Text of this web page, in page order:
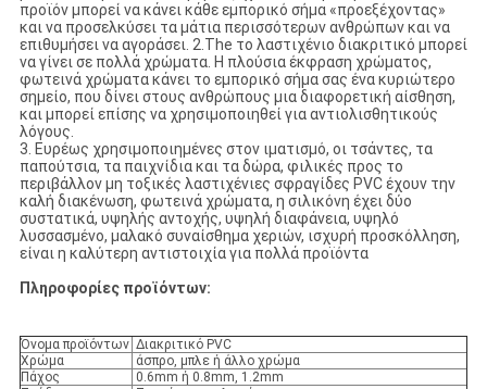
προϊόν μπορεί να κάνει κάθε εμπορικό σήμα «προεξέχοντας»
και να προσελκύσει τα μάτια περισσότερων ανθρώπων και να
επιθυμήσει να αγοράσει. 2.The το λαστιχένιο διακριτικό μπορεί
να γίνει σε πολλά χρώματα. Η πλούσια έκφραση χρώματος,
φωτεινά χρώματα κάνει το εμπορικό σήμα σας ένα κυριώτερο
σημείο, που δίνει στους ανθρώπους μια διαφορετική αίσθηση,
και μπορεί επίσης να χρησιμοποιηθεί για αντιολισθητικούς
λόγους.
3. Ευρέως χρησιμοποιημένες στον ιματισμό, οι τσάντες, τα
παπούτσια, τα παιχνίδια και τα δώρα, φιλικές προς το
περιβάλλον μη τοξικές λαστιχένιες σφραγίδες PVC έχουν την
καλή διακένωση, φωτεινά χρώματα, η σιλικόνη έχει δύο
συστατικά, υψηλής αντοχής, υψηλή διαφάνεια, υψηλό
λυσσασμένο, μαλακό συναίσθημα χεριών, ισχυρή προσκόλληση,
είναι η καλύτερη αντιστοιχία για πολλά προϊόντα
Πληροφορίες προϊόντων:
Όνομα προϊόντων Διακριτικό PVC
Χρώμα
άσπρο, μπλε ή άλλο χρώμα
Πάχος
0.6mm ή 0.8mm, 1.2mm